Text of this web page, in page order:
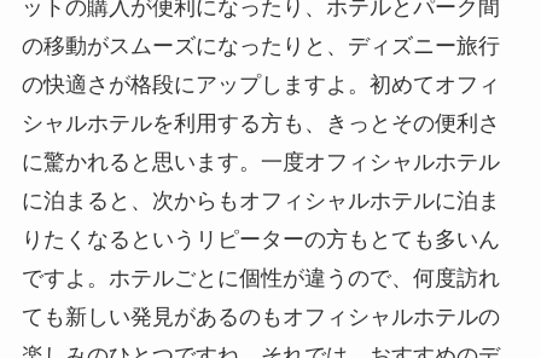
ットの購入が便利になったり、ホテルとパーク間
の移動がスムーズになったりと、ディズニー旅行
の快適さが格段にアップしますよ。初めてオフィ
シャルホテルを利用する方も、きっとその便利さ
に驚かれると思います。一度オフィシャルホテル
に泊まると、次からもオフィシャルホテルに泊ま
りたくなるというリピーターの方もとても多いん
ですよ。ホテルごとに個性が違うので、何度訪れ
ても新しい発見があるのもオフィシャルホテルの